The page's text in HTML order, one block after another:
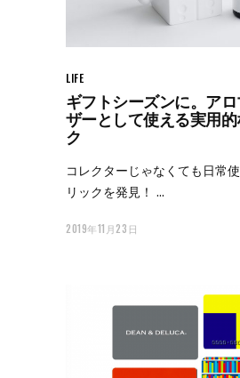
LIFE
ギフトシーズンに。ア
ザーとして使える実用
ク
コレクターじゃなくても日常
リックを発見！
2019年11月23日